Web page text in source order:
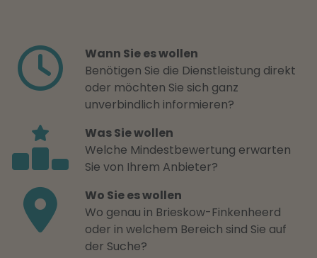
Wann Sie es wollen
Benötigen Sie die Dienstleistung direkt
oder möchten Sie sich ganz
unverbindlich informieren?
Was Sie wollen
Welche Mindestbewertung erwarten
Sie von Ihrem Anbieter?
Wo Sie es wollen
Wo genau in Brieskow-Finkenheerd
oder in welchem Bereich sind Sie auf
der Suche?